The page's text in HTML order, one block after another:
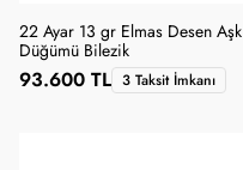
22 Ayar 13 gr Elmas Desen Aşk
Düğümü Bilezik
93.600 TL 3 Taksit İmkanı